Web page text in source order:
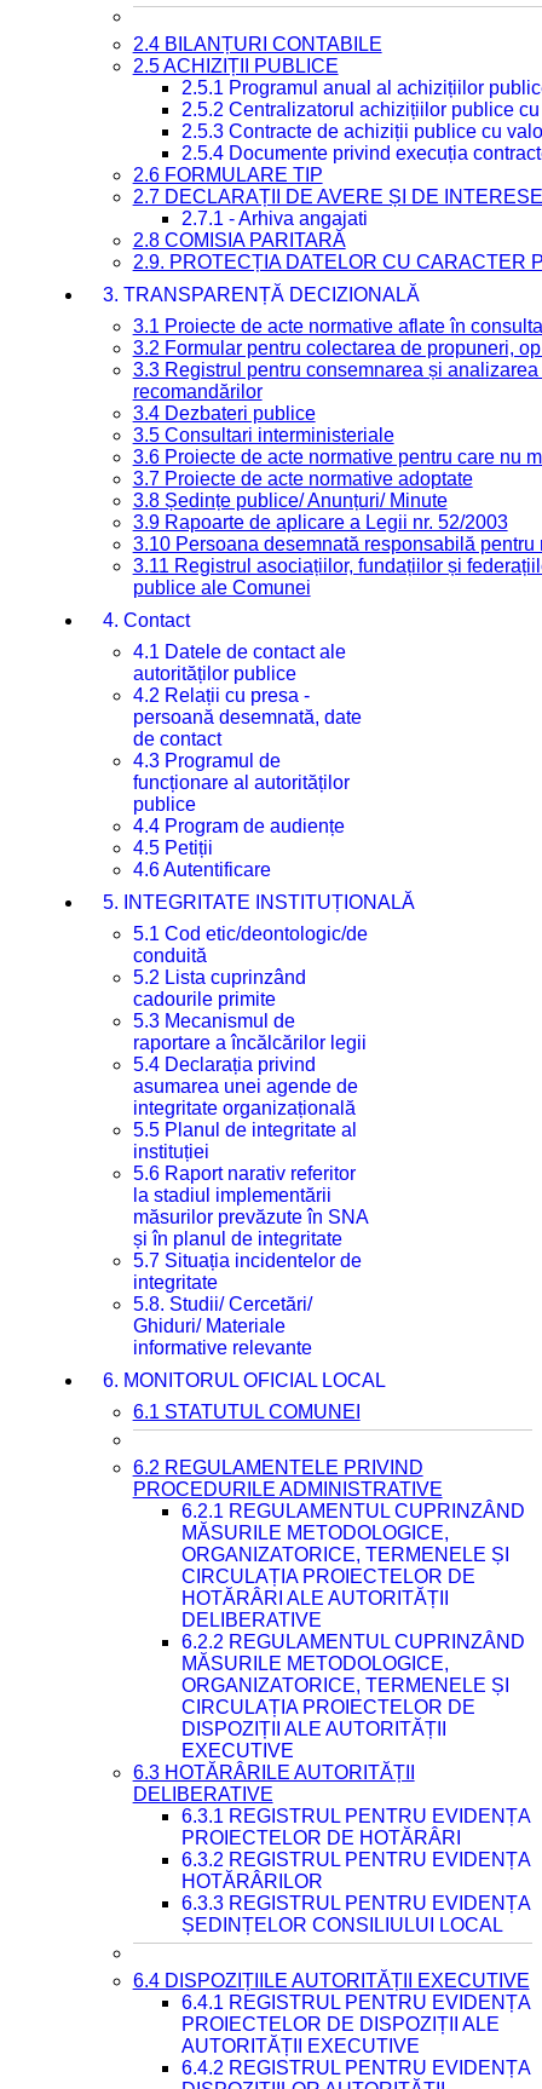
2.4 BILANȚURI CONTABILE
2.5 ACHIZIȚII PUBLICE
2.5.1 Programul anual al achizițiilor
2.5.2 Centralizatorul achizițiilor publice
2.5.3 Contracte de achiziții publice cu
2.5.4 Documente privind execuția
2.6 FORMULARE TIP
2.7 DECLARAȚII DE AVERE ȘI DE INTERESE
2.7.1 - Arhiva angajati
2.8 COMISIA PARITARĂ
2.9. PROTECȚIA DATELOR CU CARACTER
3. TRANSPARENȚĂ DECIZIONALĂ
3.1 Proiecte de acte normative aflate în
3.2 Formular pentru colectarea de propuneri,
3.3 Registrul pentru consemnarea și
recomandărilor
3.4 Dezbateri publice
3.5 Consultari interministeriale
3.6 Proiecte de acte normative pentru care nu
3.7 Proiecte de acte normative adoptate
3.8 Ședințe publice/ Anunțuri/ Minute
3.9 Rapoarte de aplicare a Legii nr. 52/2003
3.10 Persoana desemnată responsabilă
3.11 Registrul asociațiilor, fundațiilor și
publice ale Comunei
4. Contact
4.1 Datele de contact ale
autorităților publice
4.2 Relații cu presa -
persoană desemnată, date
de contact
4.3 Programul de
funcționare al autorităților
publice
4.4 Program de audiențe
4.5 Petiții
4.6 Autentificare
5. INTEGRITATE INSTITUȚIONALĂ
5.1 Cod etic/deontologic/de
conduită
5.2 Lista cuprinzând
cadourile primite
5.3 Mecanismul de
raportare a încălcărilor legii
5.4 Declarația privind
asumarea unei agende de
integritate organizațională
5.5 Planul de integritate al
instituției
5.6 Raport narativ referitor
la stadiul implementării
măsurilor prevăzute în SNA
și în planul de integritate
5.7 Situația incidentelor de
integritate
5.8. Studii/ Cercetări/
Ghiduri/ Materiale
informative relevante
6. MONITORUL OFICIAL LOCAL
6.1 STATUTUL COMUNEI
6.2 REGULAMENTELE PRIVIND
PROCEDURILE ADMINISTRATIVE
6.2.1 REGULAMENTUL CUPRINZÂND
MĂSURILE METODOLOGICE,
ORGANIZATORICE, TERMENELE ȘI
CIRCULAȚIA PROIECTELOR DE
HOTĂRÂRI ALE AUTORITĂȚII
DELIBERATIVE
6.2.2 REGULAMENTUL CUPRINZÂND
MĂSURILE METODOLOGICE,
ORGANIZATORICE, TERMENELE ȘI
CIRCULAȚIA PROIECTELOR DE
DISPOZIȚII ALE AUTORITĂȚII
EXECUTIVE
6.3 HOTĂRÂRILE AUTORITĂȚII
DELIBERATIVE
6.3.1 REGISTRUL PENTRU EVIDENȚA
PROIECTELOR DE HOTĂRÂRI
6.3.2 REGISTRUL PENTRU EVIDENȚA
HOTĂRÂRILOR
6.3.3 REGISTRUL PENTRU EVIDENȚA
ȘEDINȚELOR CONSILIULUI LOCAL
6.4 DISPOZIȚIILE AUTORITĂȚII EXECUTIVE
6.4.1 REGISTRUL PENTRU EVIDENȚA
PROIECTELOR DE DISPOZIȚII ALE
AUTORITĂȚII EXECUTIVE
6.4.2 REGISTRUL PENTRU EVIDENȚA